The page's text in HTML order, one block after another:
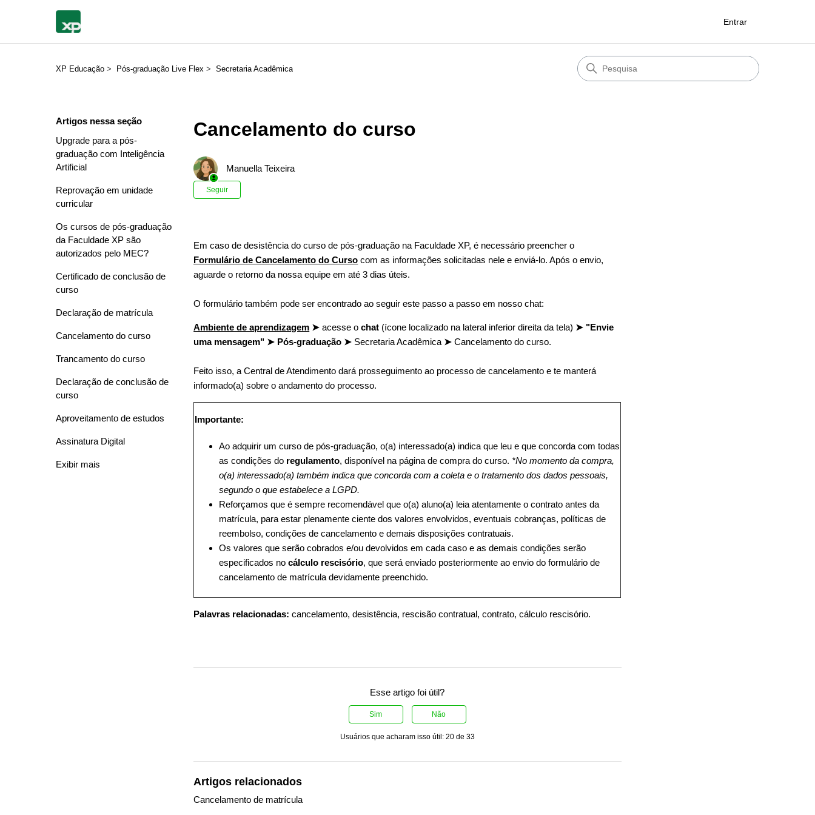
Entrar
XP Educação Pós-graduação Live Flex Secretaria Acadêmica
Artigos nessa seção
Upgrade para a pós-
graduação com Inteligência
Artificial
Reprovação em unidade
curricular
Os cursos de pós-graduação
da Faculdade XP são
autorizados pelo MEC?
Certificado de conclusão de
curso
Declaração de matrícula
Cancelamento do curso
Trancamento do curso
Declaração de conclusão de
curso
Aproveitamento de estudos
Assinatura Digital
Exibir mais
Cancelamento do curso
Manuella Teixeira
Seguir
Em caso de desistência do curso de pós-graduação na Faculdade XP, é necessário preencher o
Formulário de Cancelamento do Curso com as informações solicitadas nele e enviá-lo. Após o envio,
aguarde o retorno da nossa equipe em até 3 dias úteis.
O formulário também pode ser encontrado ao seguir este passo a passo em nosso chat:
Ambiente de aprendizagem ➤acesse ochat (ícone localizado na lateral inferior direita da tela) ➤ "Envie
uma mensagem" ➤ Pós-graduação ➤ Secretaria Acadêmica ➤Cancelamento do curso.
Feito isso, a Central de Atendimento dará prosseguimento ao processo de cancelamento e te manterá
informado(a) sobre o andamento do processo.
Importante:
Ao adquirir um curso de pós-graduação, o(a) interessado(a) indica que leu e que concorda com todas
as condições do regulamento, disponível na página de compra do curso. *No momento da compra,
o(a) interessado(a) também indica que concorda com a coleta e o tratamento dos dados pessoais,
segundo o que estabelece a LGPD.
Reforçamos que é sempre recomendável que o(a) aluno(a) leia atentamente o contrato antes da
matrícula, para estar plenamente ciente dos valores envolvidos, eventuais cobranças, políticas de
reembolso, condições de cancelamento e demais disposições contratuais.
Os valores que serão cobrados e/ou devolvidos em cada caso e as demais condições serão
especificados nocálculo rescisório, que será enviado posteriormente ao envio do formulário de
cancelamento de matrícula devidamente preenchido.
Palavras relacionadas:cancelamento, desistência, rescisão contratual, contrato, cálculo rescisório.
Esse artigo foi útil?
Sim Não
Usuários que acharam isso útil: 20 de 33
Artigos relacionados
Cancelamento de matrícula